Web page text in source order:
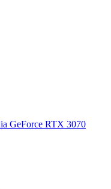
GeForce RTX 3070